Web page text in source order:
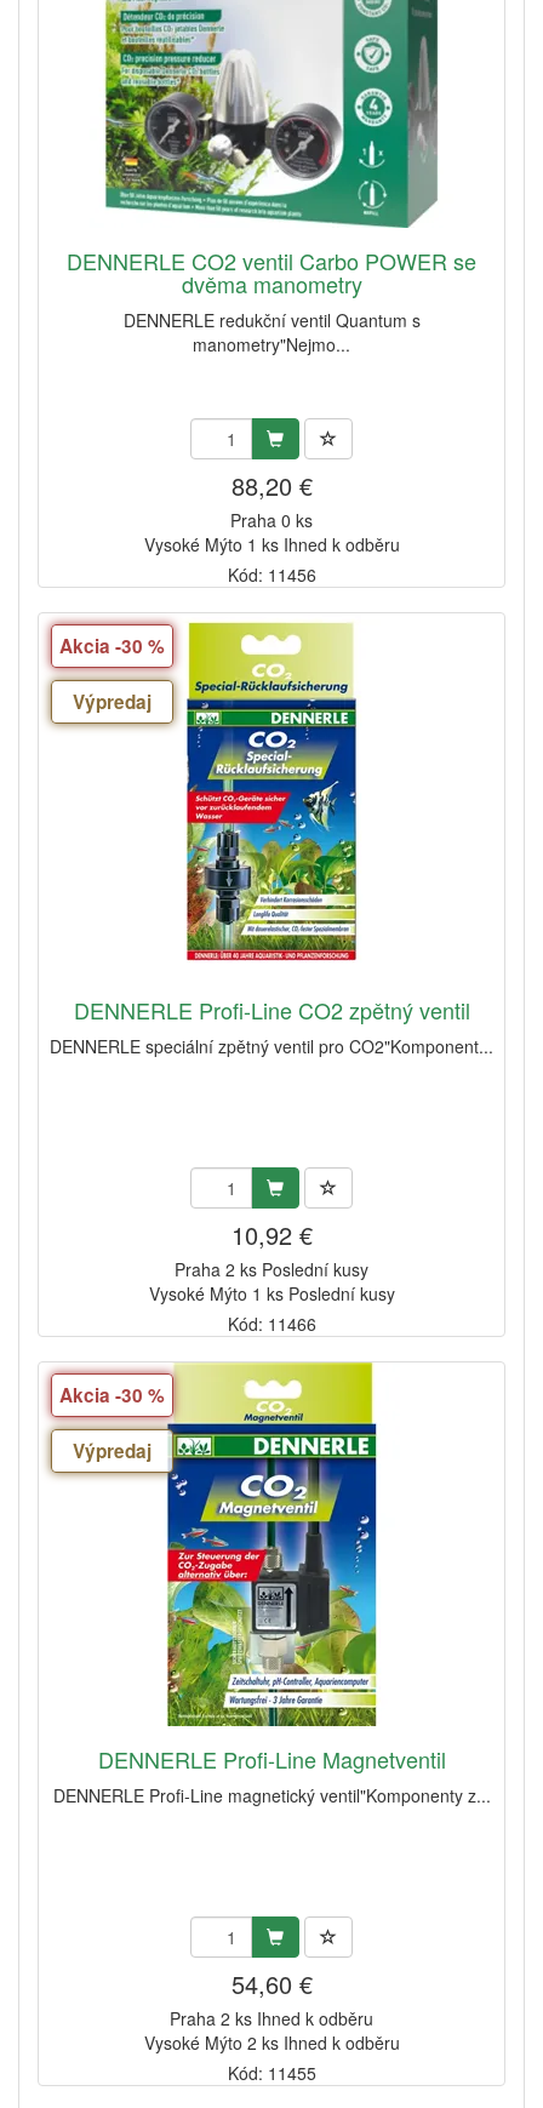
DENNERLE CO2 ventil Carbo POWER se
dvěma manometry
DENNERLE redukční ventil Quantum s
manometry"Nejmo...
88,20 €
Praha 0 ks
Vysoké Mýto 1 ks Ihned k odběru
Kód: 11456
Akcia -30 %
Výpredaj
DENNERLE Profi-Line CO2 zpětný ventil
DENNERLE speciální zpětný ventil pro CO2"Komponent...
10,92 €
Praha 2 ks Poslední kusy
Vysoké Mýto 1 ks Poslední kusy
Kód: 11466
Akcia -30 %
Výpredaj
DENNERLE Profi-Line Magnetventil
DENNERLE Profi-Line magnetický ventil"Komponenty z...
54,60 €
Praha 2 ks Ihned k odběru
Vysoké Mýto 2 ks Ihned k odběru
Kód: 11455